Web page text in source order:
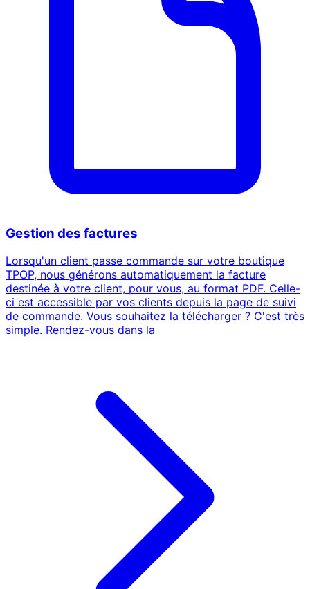
Gestion des factures
Lorsqu'un client passe commande sur votre boutique
TPOP, nous générons automatiquement la facture
destinée à votre client, pour vous, au format PDF. Celle-
ci est accessible par vos clients depuis la page de suivi
de commande. Vous souhaitez la télécharger ? C'est très
simple. Rendez-vous dans la